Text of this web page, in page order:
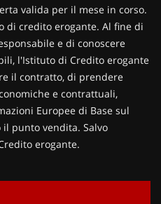
valida per il mese in corso.
di credito erogante. Al fine di
e di conoscere
l'Istituto di Credito erogante
il contratto, di prendere
e contrattuali,
Europee di Base sul
punto vendita. Salvo
erogante.